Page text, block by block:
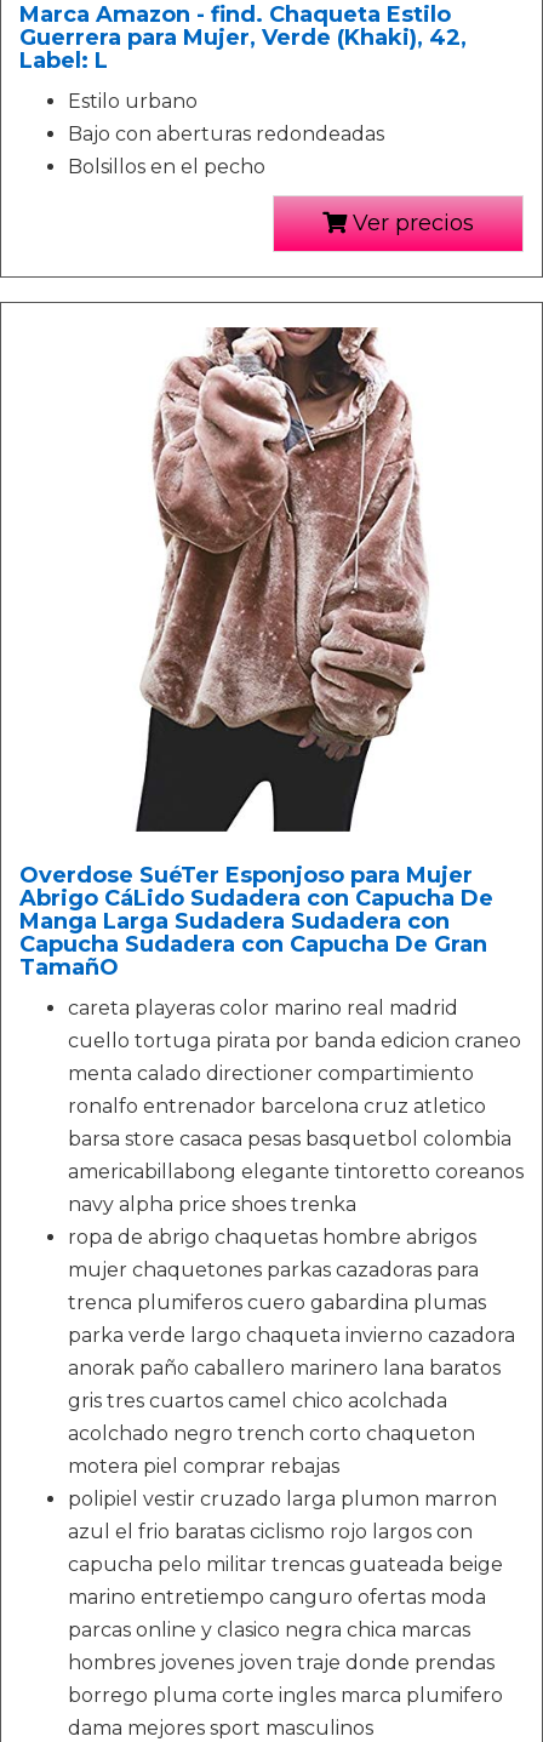
Marca Amazon - find. Chaqueta Estilo
Guerrera para Mujer, Verde (Khaki), 42,
Label: L
Estilo urbano
Bajo con aberturas redondeadas
Bolsillos en el pecho
Ver precios
Overdose SuéTer Esponjoso para Mujer
Abrigo CáLido Sudadera con Capucha De
Manga Larga Sudadera Sudadera con
Capucha Sudadera con Capucha De Gran
TamañO
careta playeras color marino real madrid
cuello tortuga pirata por banda edicion craneo
menta calado directioner compartimiento
ronalfo entrenador barcelona cruz atletico
barsa store casaca pesas basquetbol colombia
americabillabong elegante tintoretto coreanos
navy alpha price shoes trenka
ropa de abrigo chaquetas hombre abrigos
mujer chaquetones parkas cazadoras para
trenca plumiferos cuero gabardina plumas
parka verde largo chaqueta invierno cazadora
anorak paño caballero marinero lana baratos
gris tres cuartos camel chico acolchada
acolchado negro trench corto chaqueton
motera piel comprar rebajas
polipiel vestir cruzado larga plumon marron
azul el frio baratas ciclismo rojo largos con
capucha pelo militar trencas guateada beige
marino entretiempo canguro ofertas moda
parcas online y clasico negra chica marcas
hombres jovenes joven traje donde prendas
borrego pluma corte ingles marca plumifero
dama mejores sport masculinos